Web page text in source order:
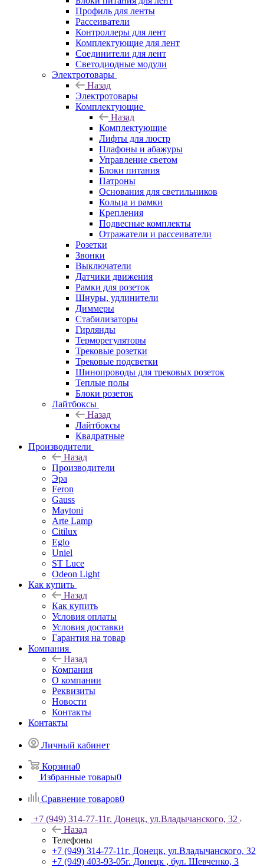
Профиль для ленты
Рассеиватели
Контроллеры для лент
Комплектующие для лент
Соединители для лент
Светодиодные модули
Электротовары
Назад
Электротовары
Комплектующие
Назад
Комплектующие
Лифты для люстр
Плафоны и абажуры
Управление светом
Блоки питания
Патроны
Основания для светильников
Кольца и рамки
Крепления
Подвесные комплекты
Отражатели и рассеиватели
Розетки
Звонки
Выключатели
Датчики движения
Рамки для розеток
Шнуры, удлинители
Диммеры
Стабилизаторы
Гирлянды
Терморегуляторы
Трековые розетки
Трековые подсветки
Шинопроводы для трековых розеток
Теплые полы
Блоки розеток
Лайтбоксы
Назад
Лайтбоксы
Квадратные
Производители
Назад
Производители
Эра
Feron
Gauss
Maytoni
Arte Lamp
Citilux
Eglo
Uniel
ST Luce
Odeon Light
Как купить
Назад
Как купить
Условия оплаты
Условия доставки
Гарантия на товар
Компания
Назад
Компания
О компании
Реквизиты
Новости
Контакты
Контакты
Личный кабинет
Корзина0
Избранные товары0
Сравнение товаров0
+7 (949) 314-77-11г. Донецк, ул.Владычанского, 32
Назад
Телефоны
+7 (949) 314-77-11г. Донецк, ул.Владычанского, 32
+7 (949) 403-93-05г. Донецк , бул. Шевченко, 3